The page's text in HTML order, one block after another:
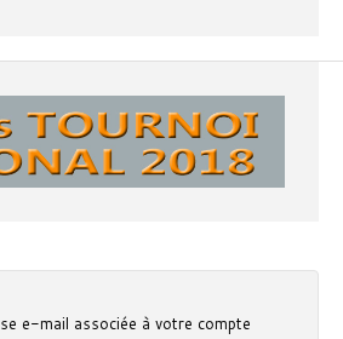
e-mail associée à votre compte